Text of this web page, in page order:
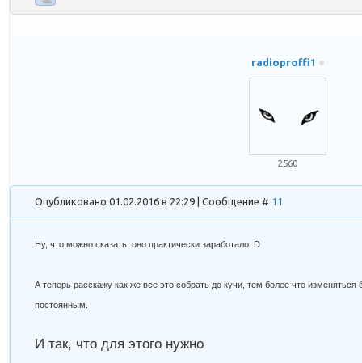
radioproffi1
2560
Опубликовано 01.02.2016 в 22:29 | Сообщение # 11
Ну, что можно сказать, оно практически заработало :D
А теперь расскажу как же все это собрать до кучи, тем более что изменяться
постоянным.
И так, что для этого нужно